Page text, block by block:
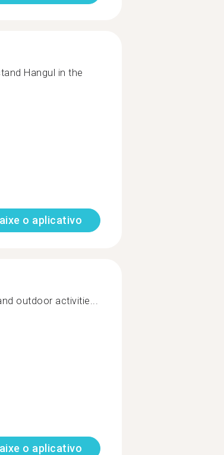
Hangul in the
o aplicativo
outdoor activitie...
o aplicativo